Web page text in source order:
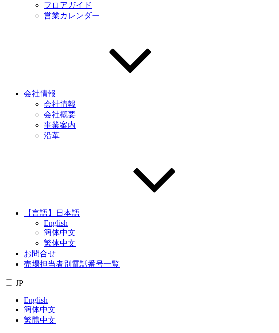
フロアガイド
営業カレンダー
会社情報
会社情報
会社概要
事業案内
沿革
【言語】日本語
English
簡体中文
繁体中文
お問合せ
売場担当者別電話番号一覧
JP
English
簡体中文
繁體中文